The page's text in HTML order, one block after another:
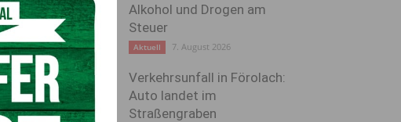
Alkohol und Drogen am
Steuer
Aktuell 7. August 2026
Verkehrsunfall in Förolach:
Auto landet im
Straßengraben